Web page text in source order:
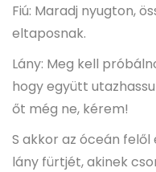
Fiú: Maradj nyugton,
eltaposnak.
Lány: Meg kell
hogy együtt
őt még ne, kérem!
S akkor az óceán
lány fürtjét, akinek